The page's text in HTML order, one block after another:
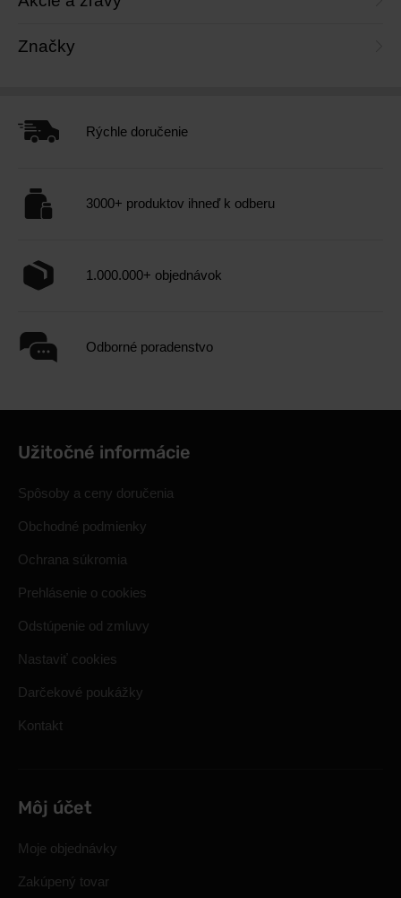
Značky
Rýchle doručenie
3000+ produktov ihneď k odberu
1.000.000+ objednávok
Odborné poradenstvo
Užitočné informácie
Spôsoby a ceny doručenia
Obchodné podmienky
Ochrana súkromia
Prehlásenie o cookies
Odstúpenie od zmluvy
Nastaviť cookies
Darčekové poukážky
Kontakt
Môj účet
Moje objednávky
Zakúpený tovar